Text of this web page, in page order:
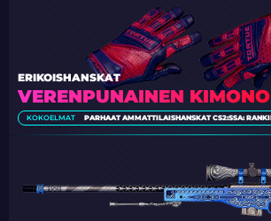
VERENPUNAINEN KIMONO
ERIKOISHANSKAT
KOKOELMAT PARHAAT AMMATTILAISHANSKAT CS2:SSA: